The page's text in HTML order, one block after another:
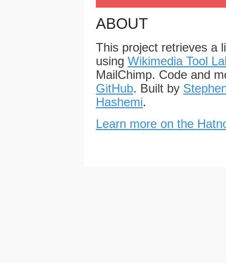
ABOUT
This project retrieves a
using Wikimedia Tool
MailChimp. Code and
GitHub. Built by
Hashemi.
Learn more on the